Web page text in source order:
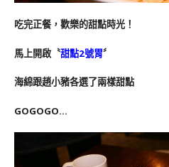
吃完正餐，歡樂的甜點時光！
馬上開啟〝甜點2號胃〞
海綿跟趙小豬各選了兩樣甜點
GOGOGO…